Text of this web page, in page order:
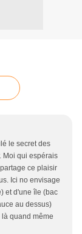
le secret des
Moi qui espérais
ce plaisir
Ici no envisage
et d'une île (bac
au dessus)
quand même